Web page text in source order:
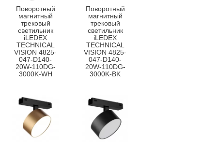
Поворотный
магнитный
трековый
светильник
iLEDEX
TECHNICAL
VISION 4825-
047-D140-
20W-110DG-
3000K-WH
Поворотный
магнитный
трековый
светильник
iLEDEX
TECHNICAL
VISION 4825-
047-D140-
20W-110DG-
3000K-BK